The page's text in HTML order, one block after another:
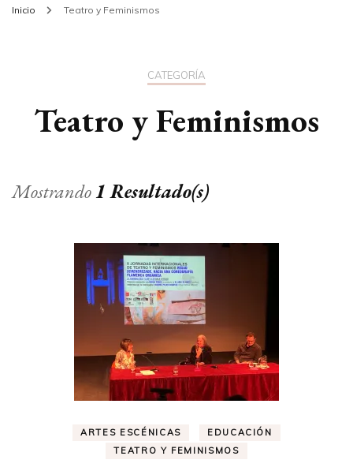
Inicio Teatro y Feminismos
CATEGORÍA
Teatro y Feminismos
Mostrando1 Resultado(s)
ARTES ESCÉNICAS
EDUCACIÓN
TEATRO Y FEMINISMOS